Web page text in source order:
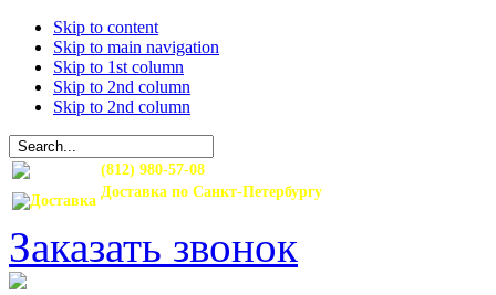
Skip to content
Skip to main navigation
Skip to 1st column
Skip to 2nd column
Skip to 2nd column
(812) 980-57-08
Доставка по Санкт-Петербургу
Заказать звонок